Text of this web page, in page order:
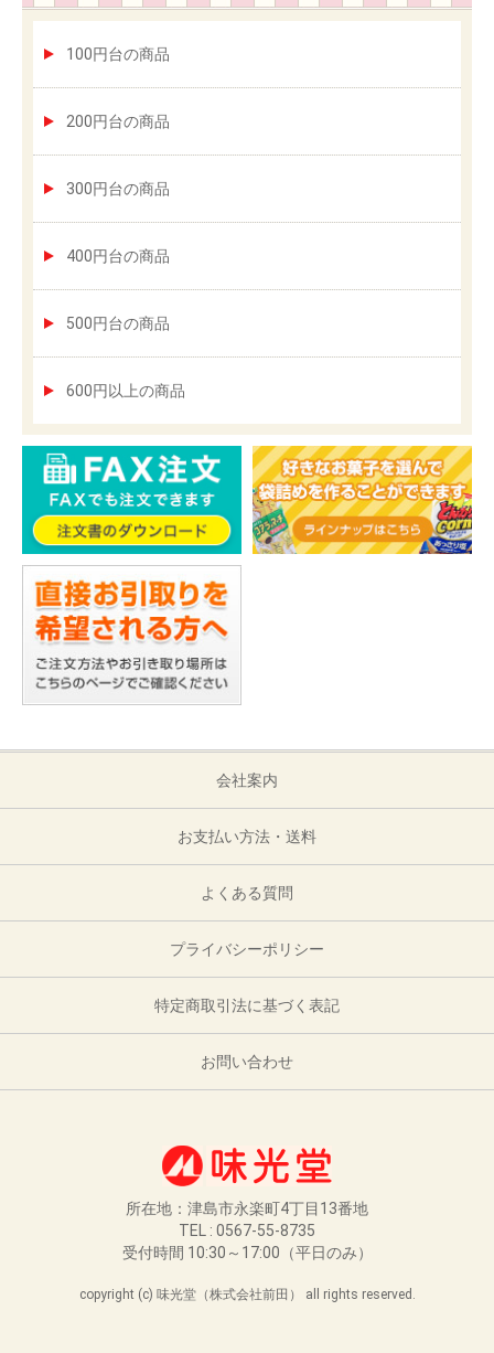
100円台の商品
200円台の商品
300円台の商品
400円台の商品
500円台の商品
600円以上の商品
会社案内
お支払い方法・送料
よくある質問
プライバシーポリシー
特定商取引法に基づく表記
お問い合わせ
所在地：津島市永楽町4丁目13番地
TEL : 0567-55-8735
受付時間 10:30～17:00（平日のみ）
copyright (c) 味光堂（株式会社前田） all rights reserved.